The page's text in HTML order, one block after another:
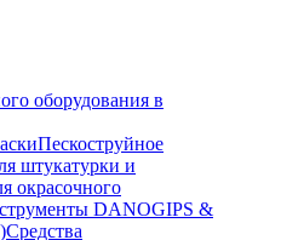
оборудования в
Пескоструйное
штукатурки и
окрасочного
DANOGIPS &
Средства